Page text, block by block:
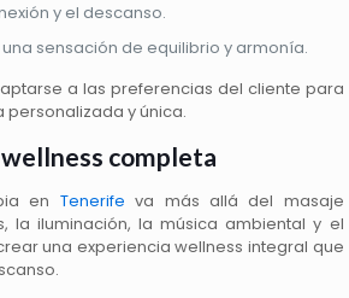
y el descanso.
sensación de equilibrio y armonía.
a las preferencias del cliente para
y única.
wellness completa
en Tenerife va más allá del masaje
la iluminación, la música ambiental y el
una experiencia wellness integral que